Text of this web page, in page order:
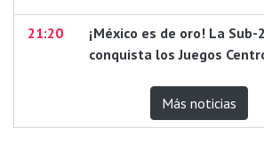
21:20
¡México es de oro! La
conquista los Juegos
Más noticias